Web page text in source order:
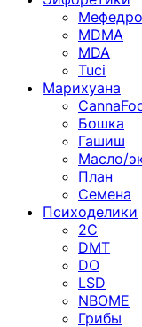
MDMA
MDA
Tuci
Марихуана
Бошка
Гашиш
Масло/
План
Семена
Психоделики
2C
DMT
DO
LSD
NBOME
Грибы